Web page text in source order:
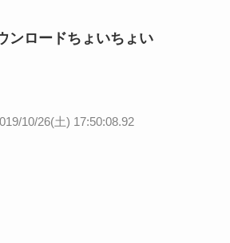
ンロードちょいちょい
10/26(土) 17:50:08.92